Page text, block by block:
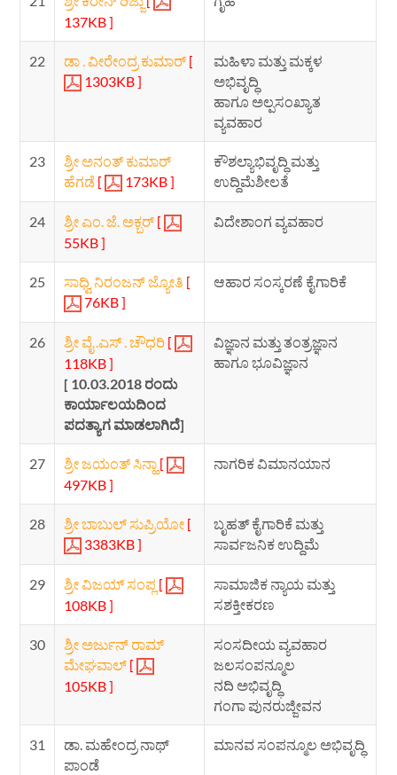
137KB ]
22 ಡಾ . ವೀರೇಂದ್ರ ಕುಮಾರ್ [
1303KB ]
ಮಹಿಳಾ ಮತ್ತು ಮಕ್ಕಳ
ಅಭಿವೃದ್ಧಿ
ಹಾಗೂ ಅಲ್ಪಸಂಖ್ಯಾತ
ವ್ಯವಹಾರ
23
ಶ್ರೀ ಅನಂತ್ ಕುಮಾರ್
ಹೆಗಡೆ [ 173KB ]
ಕೌಶಲ್ಯಾಭಿವೃದ್ಧಿ ಮತ್ತು
ಉದ್ದಿಮೆಶೀಲತೆ
24 ಶ್ರೀ ಎಂ. ಜೆ. ಅಕ್ಬರ್ [
55KB ]
ವಿದೇಶಾಂಗ ವ್ಯವಹಾರ
25 ಸಾಧ್ವಿ ನಿರಂಜನ್ ಜ್ಯೋತಿ [
76KB ]
ಆಹಾರ ಸಂಸ್ಕರಣೆ ಕೈಗಾರಿಕೆ
26 ಶ್ರೀ ವೈ .ಎಸ್ . ಚೌಧರಿ [
118KB ]
[ 10.03.2018 ರಂದು
ಕಾರ್ಯಾಲಯದಿಂದ
ಪದತ್ಯಾಗ ಮಾಡಲಾಗಿದೆ]
ವಿಜ್ಞಾನ ಮತ್ತು ತಂತ್ರಜ್ಞಾನ
ಹಾಗೂ ಭೂವಿಜ್ಞಾನ
27 ಶ್ರೀ ಜಯಂತ್ ಸಿನ್ಹಾ [
497KB ]
ನಾಗರಿಕ ವಿಮಾನಯಾನ
28 ಶ್ರೀ ಬಾಬುಲ್ ಸುಪ್ರಿಯೋ [
3383KB ]
ಬೃಹತ್ ಕೈಗಾರಿಕೆ ಮತ್ತು
ಸಾರ್ವಜನಿಕ ಉದ್ದಿಮೆ
29 ಶ್ರೀ ವಿಜಯ್ ಸಂಪ್ಲ [
108KB ]
ಸಾಮಾಜಿಕ ನ್ಯಾಯ ಮತ್ತು
ಸಶಕ್ತೀಕರಣ
30
ಶ್ರೀ ಅರ್ಜುನ್ ರಾಮ್
ಮೇಘವಾಲ್ [
105KB ]
ಸಂಸದೀಯ ವ್ಯವಹಾರ
ಜಲಸಂಪನ್ಮೂಲ
ನದಿ ಅಭಿವೃದ್ಧಿ
ಗಂಗಾ ಪುನರುಜ್ಜೀವನ
31
ಡಾ. ಮಹೇಂದ್ರ ನಾಥ್
ಪಾಂಡೆ
ಮಾನವ ಸಂಪನ್ಮೂಲ ಅಭಿವೃದ್ಧಿ